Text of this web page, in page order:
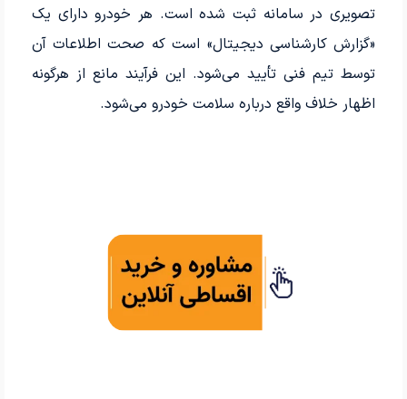
تصویری در سامانه ثبت شده است. هر خودرو دارای یک
«گزارش کارشناسی دیجیتال» است که صحت اطلاعات آن
توسط تیم فنی تأیید می‌شود. این فرآیند مانع از هرگونه
اظهار خلاف واقع درباره سلامت خودرو می‌شود.